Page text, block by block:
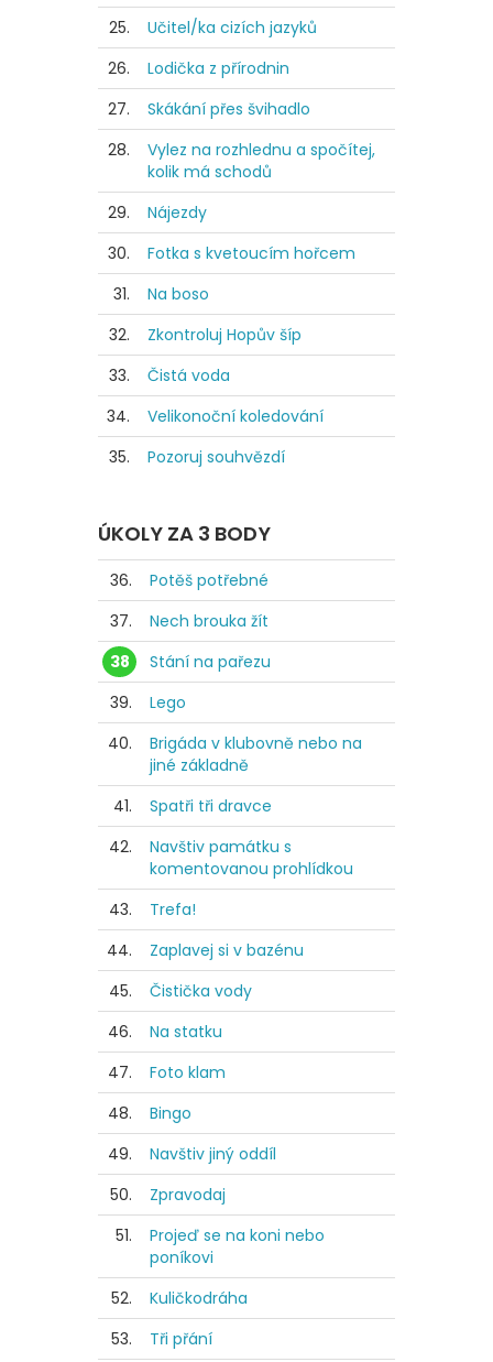
25.
Učitel/ka cizích jazyků
26.
Lodička z přírodnin
27.
Skákání přes švihadlo
28.
Vylez na rozhlednu a spočítej,
kolik má schodů
29.
Nájezdy
30.
Fotka s kvetoucím hořcem
31.
Na boso
32.
Zkontroluj Hopův šíp
33.
Čistá voda
34.
Velikonoční koledování
35.
Pozoruj souhvězdí
ÚKOLY ZA 3 BODY
36.
Potěš potřebné
37.
Nech brouka žít
38
Stání na pařezu
39.
Lego
40.
Brigáda v klubovně nebo na
jiné základně
41.
Spatři tři dravce
42.
Navštiv památku s
komentovanou prohlídkou
43.
Trefa!
44.
Zaplavej si v bazénu
45.
Čistička vody
46.
Na statku
47.
Foto klam
48.
Bingo
49.
Navštiv jiný oddíl
50.
Zpravodaj
51.
Projeď se na koni nebo
poníkovi
52.
Kuličkodráha
53.
Tři přání